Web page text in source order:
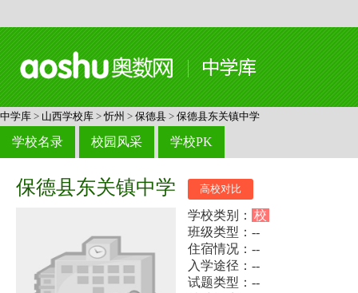
中学库 > 山西学校库 >忻州 > 保德县 > 保德县东关镇中学
学校名录 校园风采 学校PK
保德县东关镇中学 高校对比
学校类别： 校
班级类型：--
住宿情况：--
入学途径：--
试题类型：--